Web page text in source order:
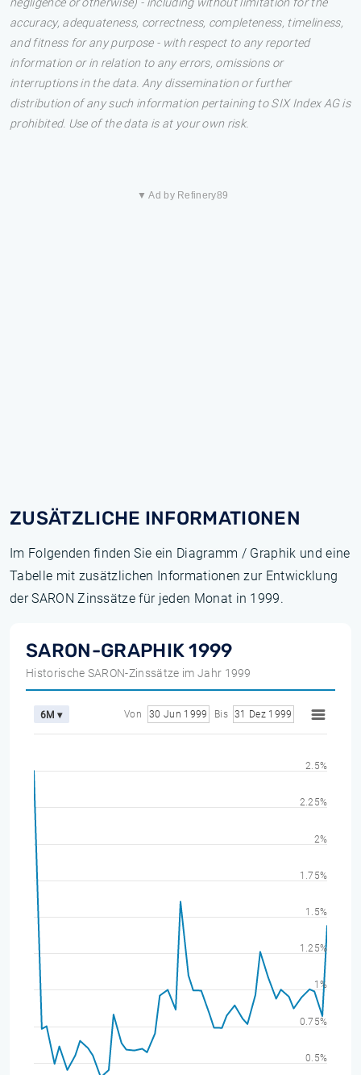
negligence or otherwise) - including without limitation for the
accuracy, adequateness, correctness, completeness, timeliness,
and fitness for any purpose - with respect to any reported
information or in relation to any errors, omissions or
interruptions in the data. Any dissemination or further
distribution of any such information pertaining to SIX Index AG is
prohibited. Use of the data is at your own risk.
▼ Ad by Refinery89
ZUSÄTZLICHE INFORMATIONEN
Im Folgenden finden Sie ein Diagramm / Graphik und eine
Tabelle mit zusätzlichen Informationen zur Entwicklung
der SARON Zinssätze für jeden Monat in 1999.
SARON-GRAPHIK 1999
Historische SARON-Zinssätze im Jahr 1999
6M ▾ Von 30 Jun 1999 Bis 31 Dez 1999
0.5%
0.75%
1%
1.25%
1.5%
1.75%
2%
2.25%
2.5%